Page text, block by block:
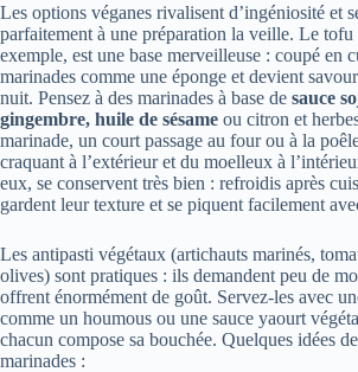
Les options véganes rivalisent d’ingéniosité et
parfaitement à une préparation la veille. Le tofu
exemple, est une base merveilleuse : coupé en
marinades comme une éponge et devient
nuit. Pensez à des marinades à base de sauce
gingembre, huile de sésame ou citron et
marinade, un court passage au four ou à la
craquant à l’extérieur et du moelleux à
eux, se conservent très bien : refroidis après
gardent leur texture et se piquent facilement
Les antipasti végétaux (artichauts marinés,
olives) sont pratiques : ils demandent peu de
offrent énormément de goût. Servez-les avec
comme un houmous ou une sauce yaourt
chacun compose sa bouchée. Quelques idées
marinades :